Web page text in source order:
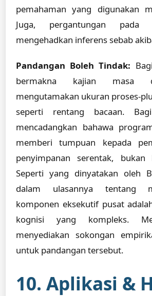
pemahaman yang digunakan
Juga, pergantungan pada
mengehadkan inferens sebab
Pandangan Boleh Tindak:
bermakna kajian masa
mengutamakan ukuran proses-
seperti rentang bacaan.
mencadangkan bahawa
memberi tumpuan kepada
penyimpanan serentak, bukan
Seperti yang dinyatakan oleh
dalam ulasannya tentang
komponen eksekutif pusat
kognisi yang kompleks.
menyediakan sokongan
untuk pandangan tersebut.
10. Aplikasi &